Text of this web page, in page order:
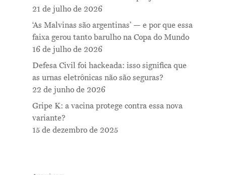
21 de julho de 2026
‘As Malvinas são argentinas’ — e por que essa
faixa gerou tanto barulho na Copa do Mundo
16 de julho de 2026
Defesa Civil foi hackeada: isso significa que
as urnas eletrônicas não são seguras?
22 de junho de 2026
Gripe K: a vacina protege contra essa nova
variante?
15 de dezembro de 2025